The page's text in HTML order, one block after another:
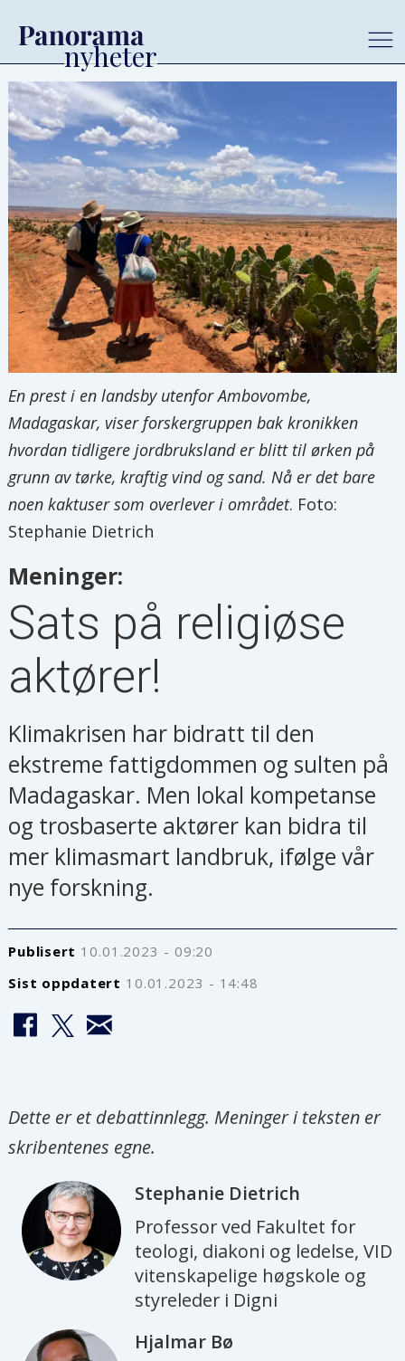
En prest i en landsby utenfor Ambovombe,
Madagaskar, viser forskergruppen bak kronikken
hvordan tidligere jordbruksland er blitt til ørken på
grunn av tørke, kraftig vind og sand. Nå er det bare
noen kaktuser som overlever i området. Foto:
Stephanie Dietrich
Meninger:
Sats på religiøse
aktører!
Klimakrisen har bidratt til den
ekstreme fattigdommen og sulten på
Madagaskar. Men lokal kompetanse
og trosbaserte aktører kan bidra til
mer klimasmart landbruk, ifølge vår
nye forskning.
Publisert
10.01.2023 - 09:20
Sist oppdatert
10.01.2023 - 14:48
Dette er et debattinnlegg. Meninger i teksten er
skribentenes egne.
Stephanie Dietrich
Professor ved Fakultet for
teologi, diakoni og ledelse, VID
vitenskapelige høgskole og
styreleder i Digni
Hjalmar Bø